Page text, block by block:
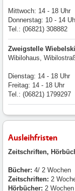
Mittwoch: 14 - 18 Uhr
Donnerstag: 10 - 14
Tel.: (06821) 308882
Zweigstelle
Wibilohaus,
Dienstag: 14 - 18 Uhr
Freitag: 14 - 18 Uhr
Tel.: (06821) 1799297
Ausleihfristen
Zeitschriften,
Bücher: 4/ 2 Wochen
Zeitschriften: 2
Hörbücher: 2 Wochen